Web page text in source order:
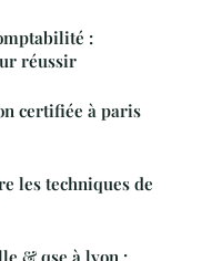
:
réussir
certifiée à paris
les techniques de
& qse à lyon :